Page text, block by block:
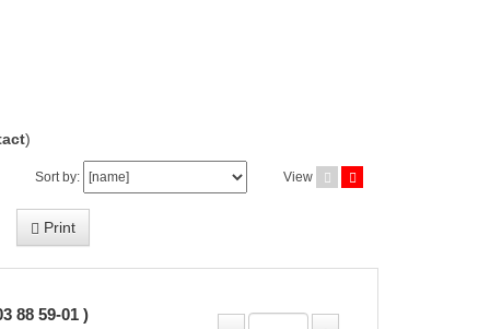
)
Sort by: View
Print
88 59-01 )